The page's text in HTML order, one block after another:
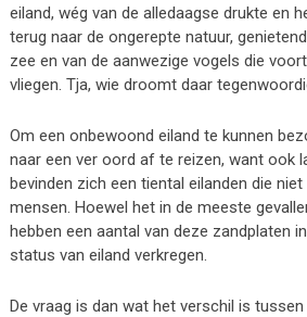
eiland, wég van de alledaagse drukte en
terug naar de ongerepte natuur,
zee en van de aanwezige vogels die
vliegen. Tja, wie droomt daar
Om een onbewoond eiland te kunnen
naar een ver oord af te reizen, want ook
bevinden zich een tiental eilanden die
mensen. Hoewel het in de meeste
hebben een aantal van deze zandplaten
status van eiland verkregen.
De vraag is dan wat het verschil is